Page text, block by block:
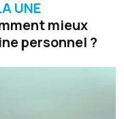
UNE
mieux
personnel ?